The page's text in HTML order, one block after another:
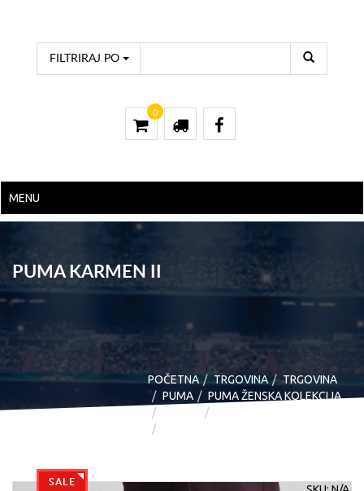
FILTRIRAJ PO
0
MENU
PUMA KARMEN II
POČETNA TRGOVINA
TRGOVINA
PUMA
PUMA ŽENSKA KOLEKCIJA
SALE